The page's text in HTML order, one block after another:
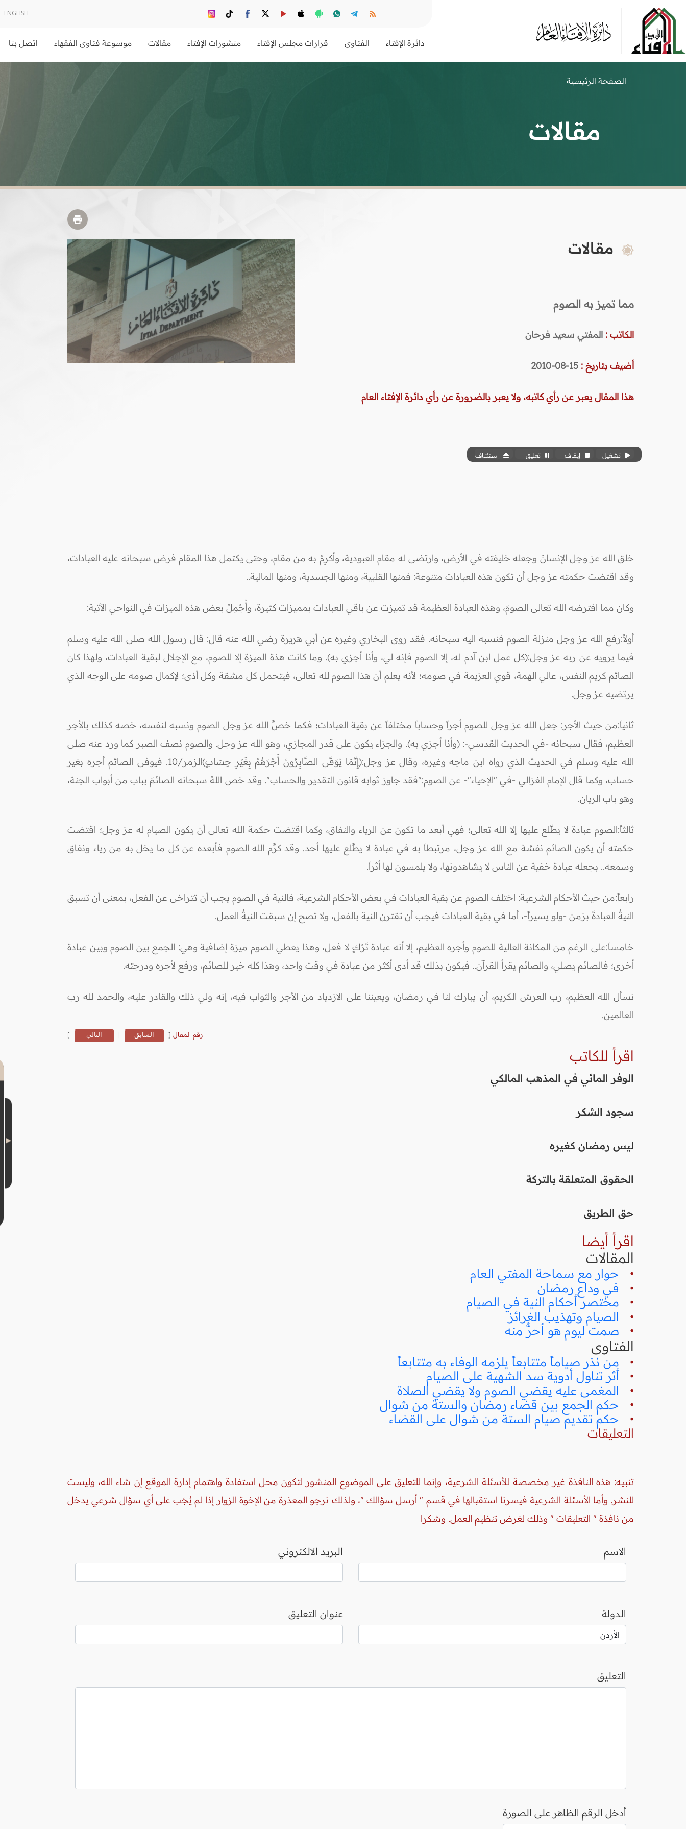
ENGLISH
دائرة الإفتاء الفتاوى قرارات مجلس الإفتاء منشورات الإفتاء مقالات موسوعة فتاوى الفقهاء اتصل بنا
الصفحة الرئيسية
مقالات
مقالات
مما تميز به الصوم
الكاتب : المفتي سعيد فرحان
أضيف بتاريخ : 15-08-2010
هذا المقال يعبر عن رأي كاتبه، ولا يعبر بالضرورة عن رأي دائرة الإفتاء العام
تشغيل إيقاف تعليق استئناف
خلق الله عز وجل الإنسانَ وجعله خليفته في الأرض، وارتضى له مقام العبودية، وأكرِمْ به من مقام، وحتى يكتمل هذا المقام فرض سبحانه عليه العبادات،
وقد اقتضت حكمته عز وجل أن تكون هذه العبادات متنوعة: فمنها القلبية، ومنها الجسدية، ومنها المالية..
وكان مما افترضه الله تعالى الصومَ، وهذه العبادة العظيمة قد تميزت عن باقي العبادات بمميزات كثيرة، وأُجْمِلُ بعض هذه الميزات في النواحي الآتية:
أولاً:رفع الله عز وجل منزلة الصوم فنسبه اليه سبحانه. فقد روى البخاري وغيره عن أبي هريرة رضي الله عنه قال: قال رسول الله صلى الله عليه وسلم
فيما يرويه عن ربه عز وجل:(كل عمل ابن آدم له، إلا الصوم فإنه لي، وأنا أجزي به). وما كانت هذة الميزة إلا للصوم، مع الإجلال لبقية العبادات، ولهذا كان
الصائم كريم النفس، عالي الهمة، قوي العزيمة في صومه؛ لأنه يعلم أن هذا الصوم لله تعالى، فيتحمل كل مشقة وكل أذى؛ لإكمال صومه على الوجه الذي
يرتضيه عز وجل.
ثانياً:من حيث الأجر: جعل الله عز وجل للصوم أجراً وحساباً مختلفاً عن بقية العبادات؛ فكما خصَّ الله عز وجل الصوم ونسبه لنفسه، خصه كذلك بالأجر
العظيم، فقال سبحانه -في الحديث القدسي-: (وأنا أجزي به). والجزاء يكون على قدر المجازي، وهو الله عز وجل. والصوم نصف الصبر كما ورد عنه صلى
الله عليه وسلم في الحديث الذي رواه ابن ماجه وغيره، وقال عز وجل:(إِنَّمَا يُوَفَّى الصَّابِرُونَ أَجْرَهُمْ بِغَيْرِ حِسَابٍ)الزمر/10. فيوفى الصائم أجره بغير
حساب، وكما قال الإمام الغزالي -في "الإحياء"- عن الصوم:"فقد جاوز ثوابه قانون التقدير والحساب". وقد خص اللهُ سبحانه الصائمَ بباب من أبواب الجنة،
وهو باب الريان.
ثالثاً:الصوم عبادة لا يطَّلع عليها إلا الله تعالى؛ فهي أبعد ما تكون عن الرياء والنفاق، وكما اقتضت حكمة الله تعالى أن يكون الصيام له عز وجل؛ اقتضت
حكمته أن يكون الصائم نفسُهُ مع الله عز وجل، مرتبطاً به في عبادة لا يطَّلع عليها أحد. وقد كرَّم الله الصوم فأبعده عن كل ما يخل به من رياء ونفاق
وسمعه.. بجعله عبادة خفية عن الناس لا يشاهدونها، ولا يلمسون لها أثراً.
رابعاً:من حيث الأحكام الشرعية: اختلف الصوم عن بقية العبادات في بعض الأحكام الشرعية، فالنية في الصوم يجب أن تتراخى عن الفعل، بمعنى أن تسبق
النيةُ العبادةَ بزمن -ولو يسيراً-، أما في بقية العبادات فيجب أن تقترن النية بالفعل، ولا تصح إن سبقت النيةُ العمل.
خامساً:على الرغم من المكانة العالية للصوم وأجره العظيم، إلا أنه عبادة تَرْكٍ لا فعل، وهذا يعطي الصوم ميزة إضافية وهي: الجمع بين الصوم وبين عبادة
أخرى؛ فالصائم يصلي، والصائم يقرأ القرآن.. فيكون بذلك قد أدى أكثر من عبادة في وقت واحد، وهذا كله خير للصائم، ورفع لأجره ودرجته.
نسأل الله العظيم، رب العرش الكريم، أن يبارك لنا في رمضان، ويعيننا على الازدياد من الأجر والثواب فيه، إنه ولي ذلك والقادر عليه، والحمد لله رب
العالمين.
رقم المقال [ السابق | التالي ]
اقرأ للكاتب
الوفر المائي في المذهب المالكي
سجود الشكر
ليس رمضان كغيره
الحقوق المتعلقة بالتركة
حق الطريق
اقرأ أيضا
المقالات
• حوار مع سماحة المفتي العام
• في وداع رمضان
• مختصر أحكام النية في الصيام
• الصيام وتهذيب الغرائز
• صمت ليوم هو أحرُّ منه
الفتاوى
• من نذر صياماً متتابعاً يلزمه الوفاء به متتابعاً
• أثر تناول أدوية سد الشهية على الصيام
• المغمى عليه يقضي الصوم ولا يقضي الصلاة
• حكم الجمع بين قضاء رمضان والستة من شوال
• حكم تقديم صيام الستة من شوال على القضاء
التعليقات
تنبيه: هذه النافذة غير مخصصة للأسئلة الشرعية، وإنما للتعليق على الموضوع المنشور لتكون محل استفادة واهتمام إدارة الموقع إن شاء الله، وليست
للنشر. وأما الأسئلة الشرعية فيسرنا استقبالها في قسم " أرسل سؤالك "، ولذلك نرجو المعذرة من الإخوة الزوار إذا لم يُجَب على أي سؤال شرعي يدخل
من نافذة " التعليقات " وذلك لغرض تنظيم العمل. وشكرا
الاسم البريد الالكتروني
الدولة عنوان التعليق
التعليق
أدخل الرقم الظاهر على الصورة